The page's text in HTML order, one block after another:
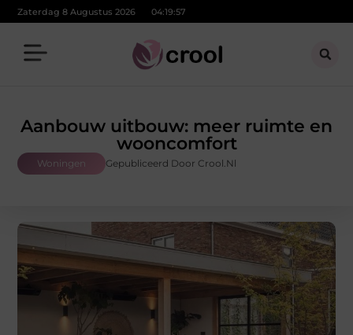
Zaterdag 8 Augustus 2026 04:19:58
Aanbouw uitbouw: meer ruimte en
wooncomfort
Woningen Gepubliceerd Door Crool.nl